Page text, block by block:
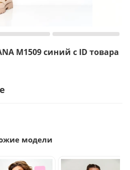
М1509 синий с ID товара
модели